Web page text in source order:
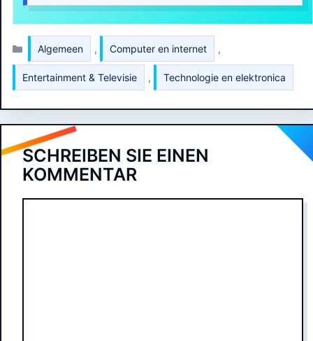
Algemeen , Computer en internet ,
Entertainment & Televisie , Technologie en elektronica
SCHREIBEN SIE EINEN
KOMMENTAR